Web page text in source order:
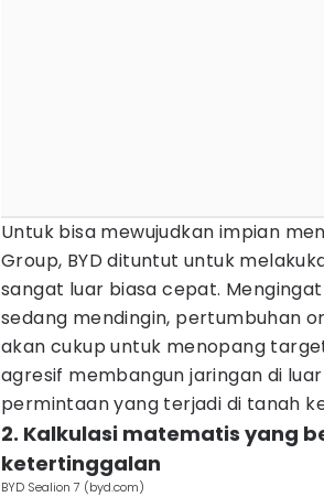
Untuk bisa mewujudkan impian
Group, BYD dituntut untuk
sangat luar biasa cepat.
sedang mendingin, pertumbuhan
akan cukup untuk menopang
agresif membangun jaringan di
permintaan yang terjadi di tanah
2. Kalkulasi matematis yang
ketertinggalan
BYD Sealion 7 (byd.com)